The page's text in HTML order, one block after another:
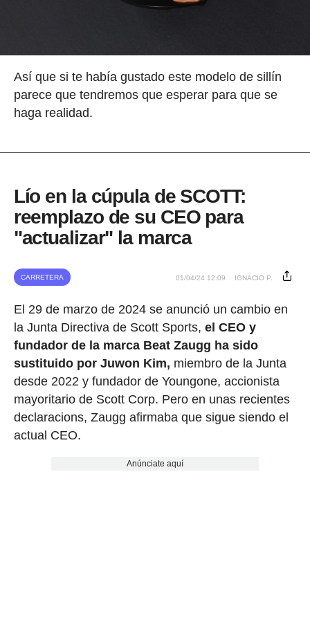
Así que si te había gustado este modelo de sillín
parece que tendremos que esperar para que se
haga realidad.
Lío en la cúpula de SCOTT:
reemplazo de su CEO para
"actualizar" la marca
CARRETERA 01/04/24 12:09 IGNACIO P.
El 29 de marzo de 2024 se anunció un cambio en
la Junta Directiva de Scott Sports, el CEO y
fundador de la marca Beat Zaugg ha sido
sustituido por Juwon Kim, miembro de la Junta
desde 2022 y fundador de Youngone, accionista
mayoritario de Scott Corp. Pero en unas recientes
declaracions, Zaugg afirmaba que sigue siendo el
actual CEO.
Anúnciate aquí